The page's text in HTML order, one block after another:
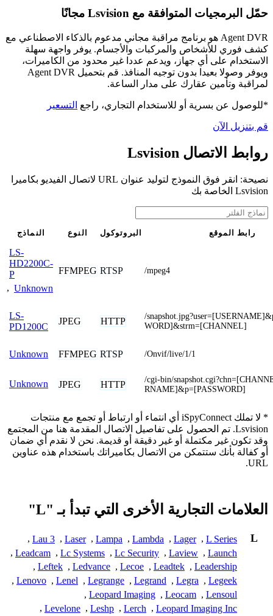
حمّل البرمجيات المتوافقة مع Lsvision مجانًا
Agent DVR هو برنامج مراقبة مجاني مدعوم بالذكاء الاصطناعي مع
كشف فوري للأشخاص والمركبات والأجسام. يوفر واجهة سهلة
الاستخدام على أي جهاز، ويدعم عددا غير محدود من الكاميرات،
ويوفر وصولا بعيدا بدون توجيه المنافذ. قم بتحميل Agent DVR
لمراقبة وتأمين عقارك على مدار الساعة.
*للوصول عن بسرية أو للاستخدام التجاري، راجع التسعير
قم بتنزيل الآن
روابط الاتصال Lsvision
نصيحة: انقر فوق النموذج لتوليد عنوان URL لاتصال الفيديو بكاميرا
Lsvision الخاصة بك
النماذج النوع البروتوكول رابط الموقع
LS-
HD2200C-
P
, Unknown
FFMPEG RTSP /mpeg4
LS-
PD1200C
JPEG HTTP
/
WORD]&strm=[CHANNEL]
Unknown FFMPEG RTSP /Onvif/live/1/1
Unknown JPEG HTTP
/cgi-bin/
RNAME]&p=[PASSWORD]
* لا تملك iSpyConnect أي انتماء أو ارتباط أو تجمع مع منتجات
Lsvision. تم الحصول على تفاصيل الاتصال المقدمة هنا من المجتمع
وقد تكون غير مكتملة أو غير دقيقة أو قديمة. نحن لا نقدم أي ضمان
أو كفالة بأنك ستتمكن من الاتصال بكاميراتك باستخدام هذه عناوين
URL.
العلامات التجارية الأخرى التي تبدأ بـ "L"
L
L Series
,
Lager
,
Lambda
,
Lampa
,
Laser
,
Lau 3
,
Launch
,
Laview
,
Lc Security
,
Lc Systems
,
Leadcam
,
Leadership
,
Leadtek
,
Lecoe
,
Ledvance
,
Leftek
,
Legeek
,
Legra
,
Legrand
,
Legrange
,
Lenel
,
Lenovo
,
Lensoul
,
Leocam
,
Leopard Imaging
,
Leopard Imaging Inc
,
Lerch
,
Leshp
,
Levelone
,